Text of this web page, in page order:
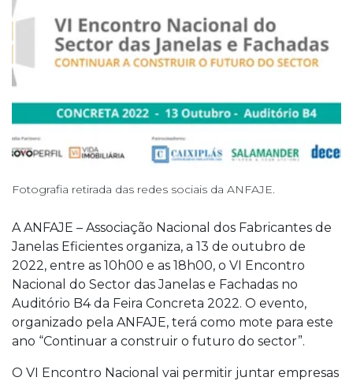
Fotografia retirada das redes sociais da ANFAJE.
A ANFAJE – Associação Nacional dos Fabricantes de
Janelas Eficientes organiza, a 13 de outubro de
2022, entre as 10h00 e as 18h00, o VI Encontro
Nacional do Sector das Janelas e Fachadas no
Auditório B4 da Feira Concreta 2022. O evento,
organizado pela ANFAJE, terá como mote para este
ano “Continuar a construir o futuro do sector”.
O VI Encontro Nacional vai permitir juntar empresas